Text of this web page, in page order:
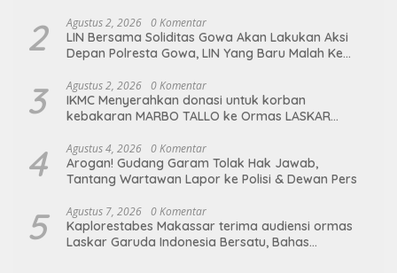
2 Agustus 2, 2026 0 Komentar
LIN Bersama Soliditas Gowa Akan Lakukan Aksi
Depan Polresta Gowa, LIN Yang Baru Malah Ke
3 Agustus 2, 2026 0 Komentar
IKMC Menyerahkan donasi untuk korban
kebakaran MARBO TALLO ke Ormas LASKAR
4 Agustus 4, 2026 0 Komentar
Arogan! Gudang Garam Tolak Hak Jawab,
Tantang Wartawan Lapor ke Polisi & Dewan Pers
5 Agustus 7, 2026 0 Komentar
Kaplorestabes Makassar terima audiensi ormas
Laskar Garuda Indonesia Bersatu, Bahas